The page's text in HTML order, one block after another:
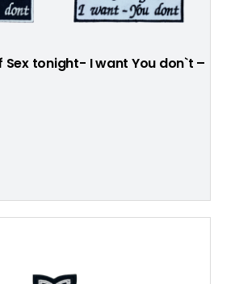
Sex tonight- I want You don`t –